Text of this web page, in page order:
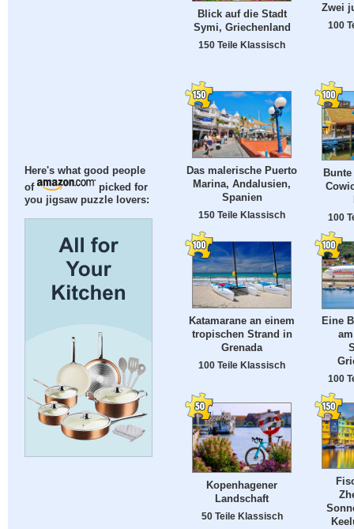
Here's what good people
of
picked for
you jigsaw puzzle lovers:
Blick auf die Stadt
Symi, Griechenland
150 Teile Klassisch
Zwei
100
Das malerische Puerto
Marina, Andalusien,
Spanien
150 Teile Klassisch 100
Katamarane an einem
tropischen Strand in
Grenada
100 Teile Klassisch
Eine
100
Kopenhagener
Landschaft
50 Teile Klassisch